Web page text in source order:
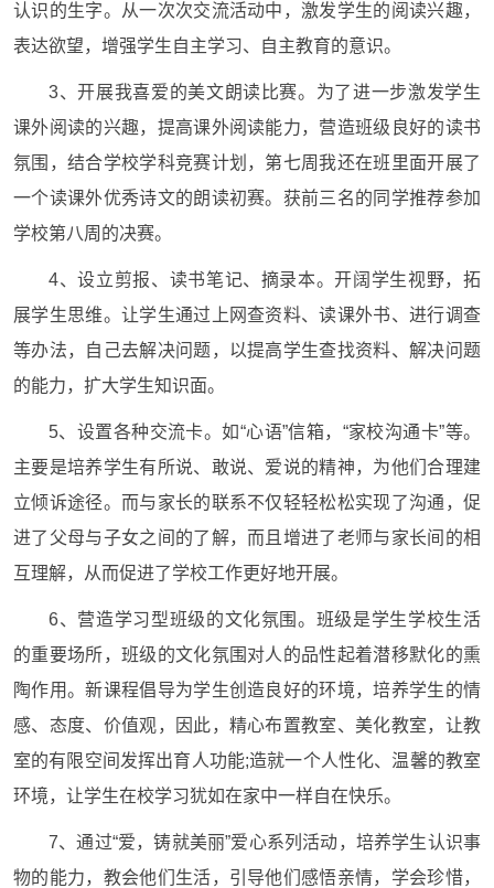
认识的生字。从一次次交流活动中，激发学生的阅读兴趣，
表达欲望，增强学生自主学习、自主教育的意识。
3、开展我喜爱的美文朗读比赛。为了进一步激发学生
课外阅读的兴趣，提高课外阅读能力，营造班级良好的读书
氛围，结合学校学科竞赛计划，第七周我还在班里面开展了
一个读课外优秀诗文的朗读初赛。获前三名的同学推荐参加
学校第八周的决赛。
4、设立剪报、读书笔记、摘录本。开阔学生视野，拓
展学生思维。让学生通过上网查资料、读课外书、进行调查
等办法，自己去解决问题，以提高学生查找资料、解决问题
的能力，扩大学生知识面。
5、设置各种交流卡。如“心语”信箱，“家校沟通卡”等。
主要是培养学生有所说、敢说、爱说的精神，为他们合理建
立倾诉途径。而与家长的联系不仅轻轻松松实现了沟通，促
进了父母与子女之间的了解，而且增进了老师与家长间的相
互理解，从而促进了学校工作更好地开展。
6、营造学习型班级的文化氛围。班级是学生学校生活
的重要场所，班级的文化氛围对人的品性起着潜移默化的熏
陶作用。新课程倡导为学生创造良好的环境，培养学生的情
感、态度、价值观，因此，精心布置教室、美化教室，让教
室的有限空间发挥出育人功能;造就一个人性化、温馨的教室
环境，让学生在校学习犹如在家中一样自在快乐。
7、通过“爱，铸就美丽”爱心系列活动，培养学生认识事
物的能力，教会他们生活，引导他们感悟亲情，学会珍惜，